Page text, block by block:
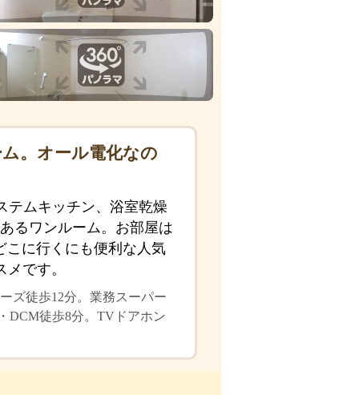
。オール電化なの
テムキッチン、浴室乾燥
るワンルーム。お部屋は
こに行くにも便利な人気
です。
ズ徒歩12分。業務スーパー
DCM徒歩8分。TVドアホン